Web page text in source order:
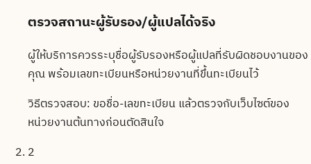
ตรวจสถานะผู้รับรอง/ผู้แปลได้จริง
ผู้ให้บริการควรระบุชื่อผู้รับรองหรือผู้แปลที่รับผิดชอบงานของ
คุณ พร้อมเลขทะเบียนหรือหน่วยงานที่ขึ้นทะเบียนไว้
วิธีตรวจสอบ: ขอชื่อ-เลขทะเบียน แล้วตรวจกับเว็บไซต์ของ
หน่วยงานต้นทางก่อนตัดสินใจ
2